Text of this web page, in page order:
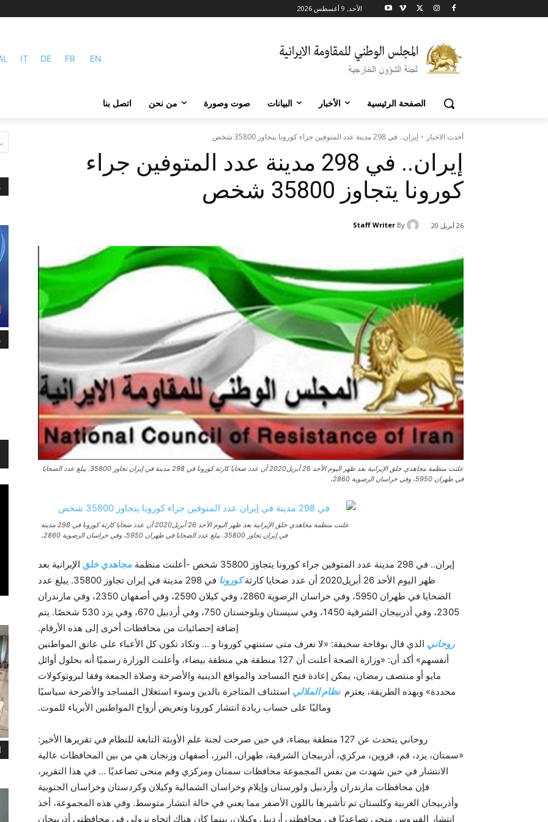
الأحد, 9 أغسطس 2026
IT DE FR EN
الصفحة الرئيسية الأخبار البيانات صوت وصورة من نحن اتصل بنا
أحدث الاخبار إيران.. في 298 مدينة عدد المتوفين جراء كورونا يتجاوز 35800 شخص
إيران.. في 298 مدينة عدد المتوفين جراء
كورونا يتجاوز 35800 شخص
26 أبريل 20 By
Staff Writer
علنت منظمة مجاهدي خلق الإيرانية بعد ظهر اليوم الأحد 26 أبريل2020 أن عدد ضحايا كارثة كورونا في 298 مدينة في إيران تجاوز 35800. يبلغ عدد الضحايا
في طهران 5950، وفي خراسان الرضوية 2860،
علنت منظمة مجاهدي خلق الإيرانية بعد ظهر اليوم الأحد 26 أبريل2020 أن عدد ضحايا كارثة كورونا في 298 مدينة
في إيران تجاوز 35800. يبلغ عدد الضحايا في طهران 5950، وفي خراسان الرضوية 2860،
إيران.. في 298 مدينة عدد المتوفين جراء كورونا يتجاوز 35800 شخص -أعلنت منظمة مجاهدي خلق الإيرانية بعد
ظهر اليوم الأحد 26 أبريل2020 أن عدد ضحايا كارثة
كورونا
في 298 مدينة في إيران تجاوز 35800. يبلغ عدد
الضحايا في طهران 5950، وفي خراسان الرضوية 2860، وفي كيلان 2590، وفي أصفهان 2350، وفي مازندران
2305، وفي أذربيجان الشرقية 1450، وفي سيستان وبلوجستان 750، وفي أردبيل 670، وفي يزد 530 شخصًا. يتم
إضافة إحصائيات من محافظات أخرى إلى هذه الأرقام.
روحاني الذي قال بوقاحة سخيفة: «لا نعرف متى ستنتهي كورونا و … وتكاد تكون كل الأعباء على عاتق المواطنين
أنفسهم» أكد أن: «وزارة الصحة أعلنت أن 127 منطقة هي منطقة بيضاء، وأعلنت الوزارة رسميًا أنه بحلول أوائل
مايو أو منتصف رمضان، يمكن إعادة فتح المساجد والمواقع الدينية والأضرحة وصلاة الجمعة وفقا لبروتوكولات
محددة» وبهذه الطريقة، يعتزم نظام الملالي استئناف المتاجرة بالدين وسوء استغلال المساجد والأضرحة سياسيًا
وماليًا على حساب زيادة انتشار كورونا وتعريض أرواح المواطنين الأبرياء للموت.
روحاني يتحدث عن 127 منطقة بيضاء، في حين صرحت لجنة علم الأوبئة التابعة للنظام في تقريرها الأخير:
«سمنان، يزد، قم، قزوين، مركزي، أذربيجان الشرقية، طهران، البرز، أصفهان وزنجان هي من بين المحافظات عالية
الانتشار في حين شهدت من نفس المجموعة محافظات سمنان ومركزي وقم منحى تصاعديًا … في هذا التقرير،
فإن محافظات مازندران وأردبيل ولورستان وإيلام وخراسان الشمالية وكيلان وكردستان وخراسان الجنوبية
وأذربيجان الغربية وكلستان تم تأشيرها باللون الأصفر مما يعني في حالة انتشار متوسط. وفي هذه المجموعة، أخذ
انتشار الفيروس منحى تصاعديًا في محافظتي أردبيل وكيلان، بينما كان هناك اتجاه نزولي في محافظتي أذربيجان